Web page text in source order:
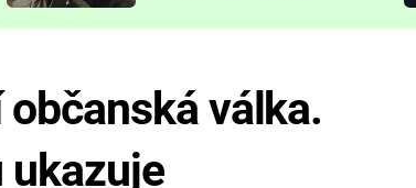
válka.
ukazuje